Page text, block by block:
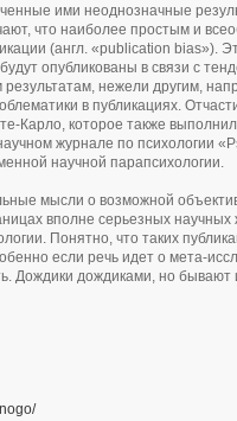
ими неоднозначные
что наиболее простым и
(англ. «publication bias»).
опубликованы в связи с
нежели другим,
в публикациях.
Карло, которое также
журнале по психологии
научной парапсихологии.
мысли о возможной
вполне серьезных научных
Понятно, что таких
если речь идет о мета-
Дождики дождиками, но бывают